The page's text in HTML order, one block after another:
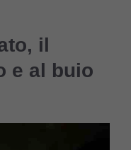
il
e al buio